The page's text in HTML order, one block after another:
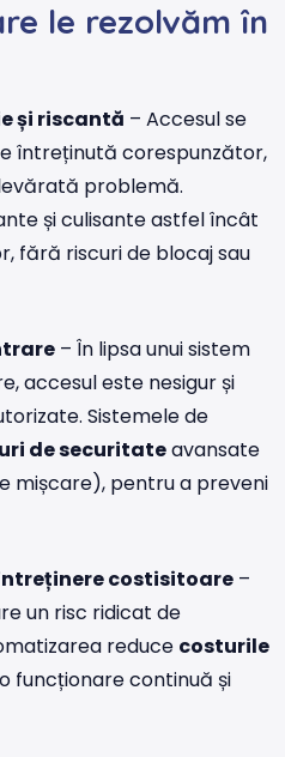
le rezolvăm în
și riscantă – Accesul se
întreținută corespunzător,
problemă.
și culisante astfel încât
fără riscuri de blocaj sau
– În lipsa unui sistem
accesul este nesigur și
Sistemele de
de securitateavansate
mișcare), pentru a preveni
costisitoare –
un risc ridicat de
reduce costurile
funcționare continuă și